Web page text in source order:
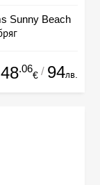
Sunny Beach
48.06
€ / 94лв.